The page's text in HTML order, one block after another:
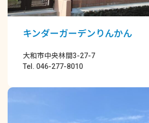
キンダーガーデンりんかん
大和市中央林間3-27-7
Tel. 046-277-8010